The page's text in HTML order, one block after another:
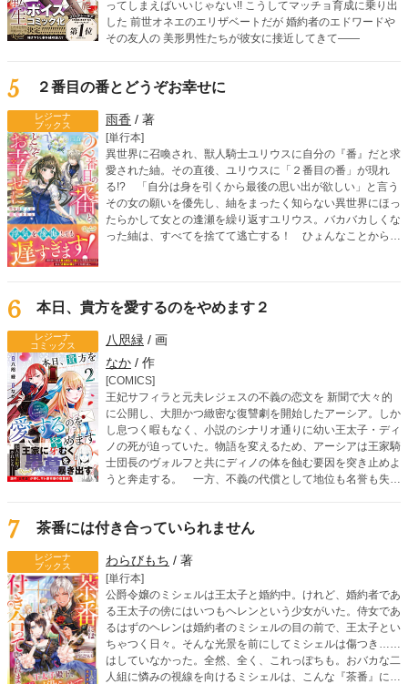
ってしまえばいいじゃない!! こうしてマッチョ育成に乗り出
した 前世オネエのエリザベートだが 婚約者のエドワードや
その友人の 美形男性たちが彼女に接近してきて――
5 ２番目の番とどうぞお幸せに
レジーナ
ブックス
雨香 / 著
[単行本]
異世界に召喚され、獣人騎士ユリウスに自分の『番』だと求
愛された紬。その直後、ユリウスに「２番目の番」が現れ
る!? 「自分は身を引くから最後の思い出が欲しい」と言う
その女の願いを優先し、紬をまったく知らない異世界にほっ
たらかして女との逢瀬を繰り返すユリウス。バカバカしくな
った紬は、すべてを捨てて逃亡する！ ひょんなことから出
6 本日、貴方を愛するのをやめます２
レジーナ
コミックス
八咫緑 / 画
なか / 作
[COMICS]
王妃サフィラと元夫レジェスの不義の恋文を 新聞で大々的
に公開し、大胆かつ緻密な復讐劇を開始したアーシア。しか
し息つく暇もなく、小説のシナリオ通りに幼い王太子・ディ
ノの死が迫っていた。物語を変えるため、アーシアは王家騎
士団長のヴォルフと共にディノの体を蝕む要因を突き止めよ
うと奔走する。 一方、不義の代償として地位も名誉も失い
だった“元悪役令嬢”の痛快な反撃がさらに加速する！
7 茶番には付き合っていられません
レジーナ
ブックス
わらびもち / 著
[単行本]
公爵令嬢のミシェルは王太子と婚約中。けれど、婚約者であ
る王太子の傍にはいつもヘレンという少女がいた。侍女であ
るはずのヘレンは婚約者のミシェルの目の前で、王太子とい
ちゃつく日々。そんな光景を前にしてミシェルは傷つき……
はしていなかった。全然、全く、これっぽちも。おバカな二
人組に憐みの視線を向けるミシェルは、こんな『茶番』には